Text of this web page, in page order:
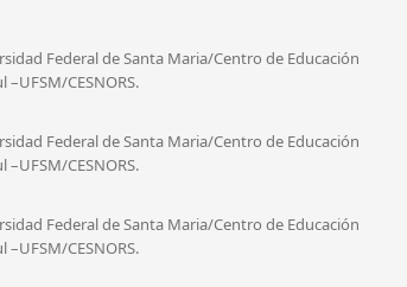
Federal de Santa Maria/Centro de Educación
CESNORS.
Federal de Santa Maria/Centro de Educación
CESNORS.
Federal de Santa Maria/Centro de Educación
CESNORS.